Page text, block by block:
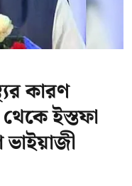
কারণ
থেকে ইস্তফা